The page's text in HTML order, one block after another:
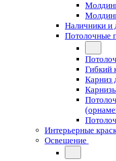
Наличники и
Потолочные
Гибкий
Карниз
Интерьерные
Освещение